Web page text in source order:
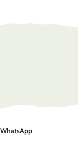
WhatsApp